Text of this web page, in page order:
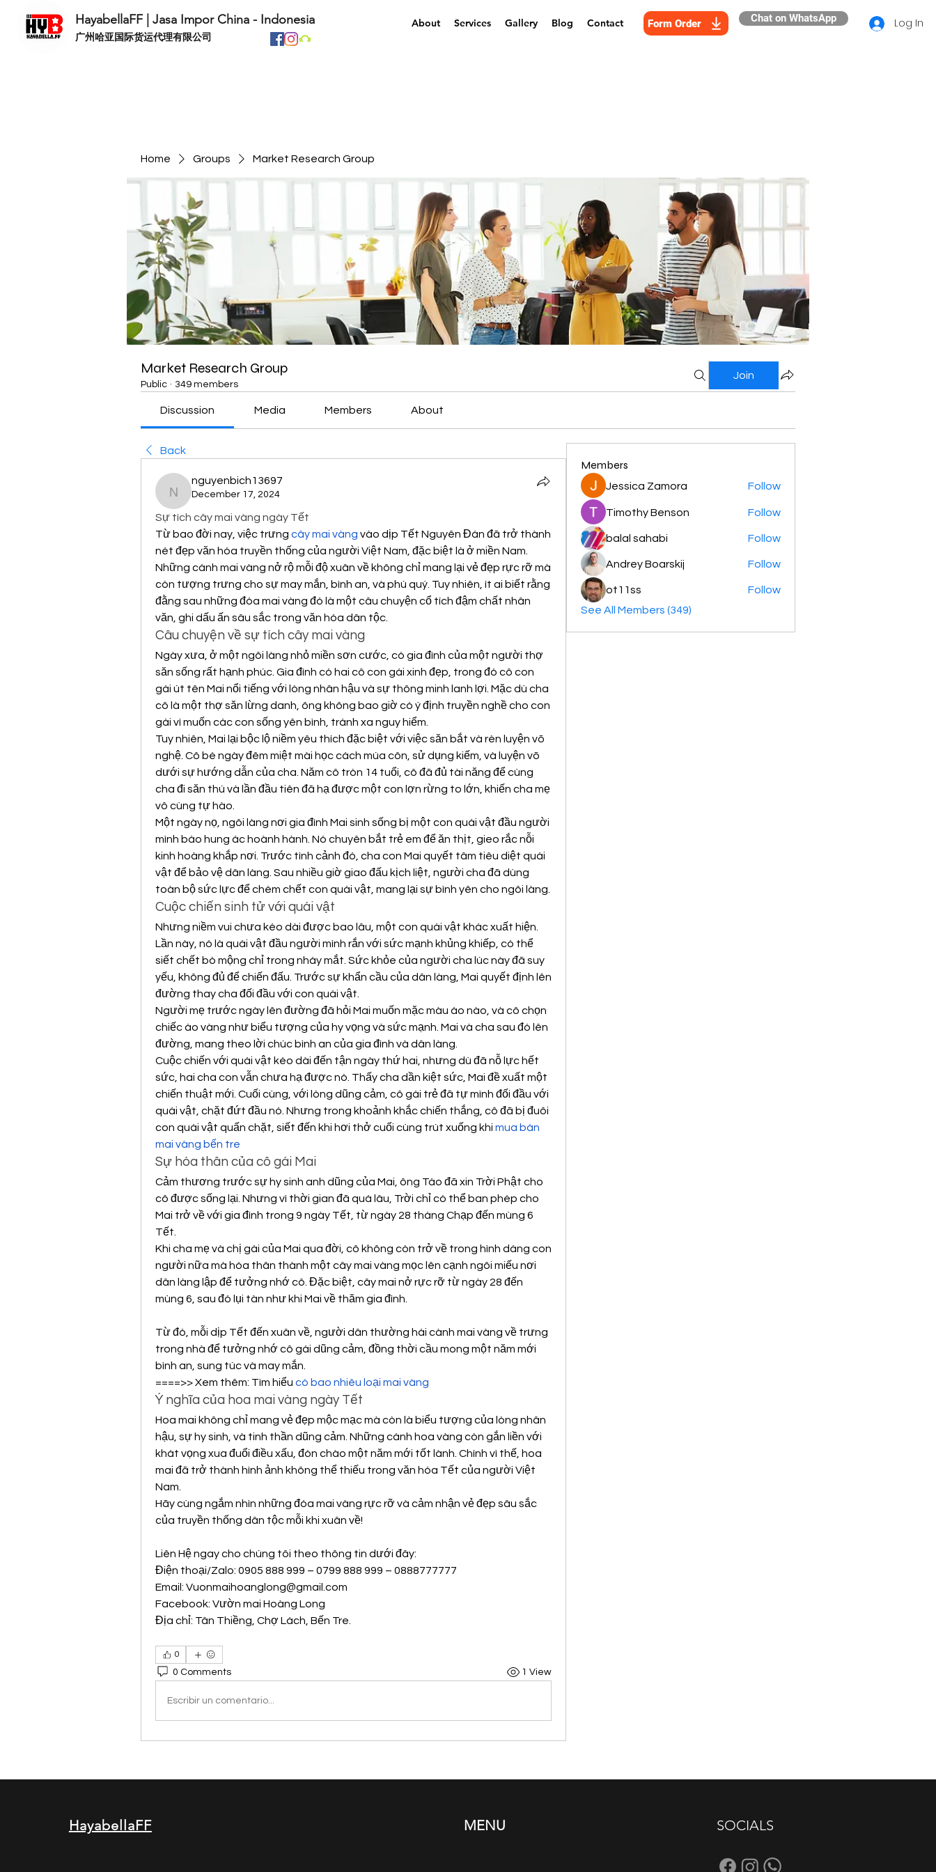
HayabellaFF | Jasa Impor China - Indonesia
​广州哈亚国际货运代理有限公司
About Services Gallery Blog Contact Form Order Chat on WhatsApp Log In
Home Groups Market Research Group
Market Research Group
Public · 349 members
Join
Discussion Media Members About
Back
nguyenbich13697
nguyenbich13697
December 17, 2024
Sự tích cây mai vàng ngày Tết
Từ bao đời nay, việc trưng cây mai vàng vào dịp Tết Nguyên Đán đã trở thành
nét đẹp văn hóa truyền thống của người Việt Nam, đặc biệt là ở miền Nam.
Những cánh mai vàng nở rộ mỗi độ xuân về không chỉ mang lại vẻ đẹp rực rỡ mà
còn tượng trưng cho sự may mắn, bình an, và phú quý. Tuy nhiên, ít ai biết rằng
đằng sau những đóa mai vàng đó là một câu chuyện cổ tích đậm chất nhân
văn, ghi dấu ấn sâu sắc trong văn hóa dân tộc.
Câu chuyện về sự tích cây mai vàng
Ngày xưa, ở một ngôi làng nhỏ miền sơn cước, có gia đình của một người thợ
săn sống rất hạnh phúc. Gia đình có hai cô con gái xinh đẹp, trong đó cô con
gái út tên Mai nổi tiếng với lòng nhân hậu và sự thông minh lanh lợi. Mặc dù cha
cô là một thợ săn lừng danh, ông không bao giờ có ý định truyền nghề cho con
gái vì muốn các con sống yên bình, tránh xa nguy hiểm.
Tuy nhiên, Mai lại bộc lộ niềm yêu thích đặc biệt với việc săn bắt và rèn luyện võ
nghệ. Cô bé ngày đêm miệt mài học cách múa côn, sử dụng kiếm, và luyện võ
dưới sự hướng dẫn của cha. Năm cô tròn 14 tuổi, cô đã đủ tài năng để cùng
cha đi săn thú và lần đầu tiên đã hạ được một con lợn rừng to lớn, khiến cha mẹ
vô cùng tự hào.
Một ngày nọ, ngôi làng nơi gia đình Mai sinh sống bị một con quái vật đầu người
mình báo hung ác hoành hành. Nó chuyên bắt trẻ em để ăn thịt, gieo rắc nỗi
kinh hoàng khắp nơi. Trước tình cảnh đó, cha con Mai quyết tâm tiêu diệt quái
vật để bảo vệ dân làng. Sau nhiều giờ giao đấu kịch liệt, người cha đã dùng
toàn bộ sức lực để chém chết con quái vật, mang lại sự bình yên cho ngôi làng.
Cuộc chiến sinh tử với quái vật
Nhưng niềm vui chưa kéo dài được bao lâu, một con quái vật khác xuất hiện.
Lần này, nó là quái vật đầu người mình rắn với sức mạnh khủng khiếp, có thể
siết chết bò mộng chỉ trong nháy mắt. Sức khỏe của người cha lúc này đã suy
yếu, không đủ để chiến đấu. Trước sự khẩn cầu của dân làng, Mai quyết định lên
đường thay cha đối đầu với con quái vật.
Người mẹ trước ngày lên đường đã hỏi Mai muốn mặc màu áo nào, và cô chọn
chiếc áo vàng như biểu tượng của hy vọng và sức mạnh. Mai và cha sau đó lên
đường, mang theo lời chúc bình an của gia đình và dân làng.
Cuộc chiến với quái vật kéo dài đến tận ngày thứ hai, nhưng dù đã nỗ lực hết
sức, hai cha con vẫn chưa hạ được nó. Thấy cha dần kiệt sức, Mai đề xuất một
chiến thuật mới. Cuối cùng, với lòng dũng cảm, cô gái trẻ đã tự mình đối đầu với
quái vật, chặt đứt đầu nó. Nhưng trong khoảnh khắc chiến thắng, cô đã bị đuôi
con quái vật quấn chặt, siết đến khi hơi thở cuối cùng trút xuống khi mua bán
mai vàng bến tre
Sự hóa thân của cô gái Mai
Cảm thương trước sự hy sinh anh dũng của Mai, ông Táo đã xin Trời Phật cho
cô được sống lại. Nhưng vì thời gian đã quá lâu, Trời chỉ có thể ban phép cho
Mai trở về với gia đình trong 9 ngày Tết, từ ngày 28 tháng Chạp đến mùng 6
Tết.
Khi cha mẹ và chị gái của Mai qua đời, cô không còn trở về trong hình dáng con
người nữa mà hóa thân thành một cây mai vàng mọc lên cạnh ngôi miếu nơi
dân làng lập để tưởng nhớ cô. Đặc biệt, cây mai nở rực rỡ từ ngày 28 đến
mùng 6, sau đó lụi tàn như khi Mai về thăm gia đình.
Từ đó, mỗi dịp Tết đến xuân về, người dân thường hái cành mai vàng về trưng
trong nhà để tưởng nhớ cô gái dũng cảm, đồng thời cầu mong một năm mới
bình an, sung túc và may mắn.
====>> Xem thêm: Tìm hiểu có bao nhiêu loại mai vàng
Ý nghĩa của hoa mai vàng ngày Tết
Hoa mai không chỉ mang vẻ đẹp mộc mạc mà còn là biểu tượng của lòng nhân
hậu, sự hy sinh, và tinh thần dũng cảm. Những cánh hoa vàng còn gắn liền với
khát vọng xua đuổi điều xấu, đón chào một năm mới tốt lành. Chính vì thế, hoa
mai đã trở thành hình ảnh không thể thiếu trong văn hóa Tết của người Việt
Nam.
Hãy cùng ngắm nhìn những đóa mai vàng rực rỡ và cảm nhận vẻ đẹp sâu sắc
của truyền thống dân tộc mỗi khi xuân về!
Liên Hệ ngay cho chúng tôi theo thông tin dưới đây:
Điện thoại/Zalo: 0905 888 999 – 0799 888 999 – 0888777777
Email: Vuonmaihoanglong@gmail.com
Facebook: Vườn mai Hoàng Long
Địa chỉ: Tân Thiềng, Chợ Lách, Bến Tre.
0
0 Comments 1 View
Escribir un comentario...
Members
Jessica Zamora Follow
Timothy Benson Follow
balal sahabi Follow
Andrey Boarskij Follow
ot11ss
Follow
See All Members (349)
HayabellaFF MENU SOCIALS